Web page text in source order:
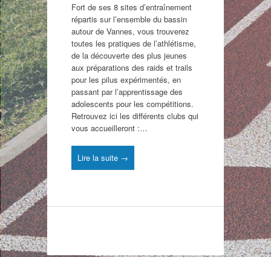
Fort de ses 8 sites d’entraînement
répartis sur l’ensemble du bassin
autour de Vannes, vous trouverez
toutes les pratiques de l’athlétisme,
de la découverte des plus jeunes
aux préparations des raids et trails
pour les pilus expérimentés, en
passant par l’apprentissage des
adolescents pour les compétitions.
Retrouvez ici les différents clubs qui
vous accueilleront :…
Lire la suite →